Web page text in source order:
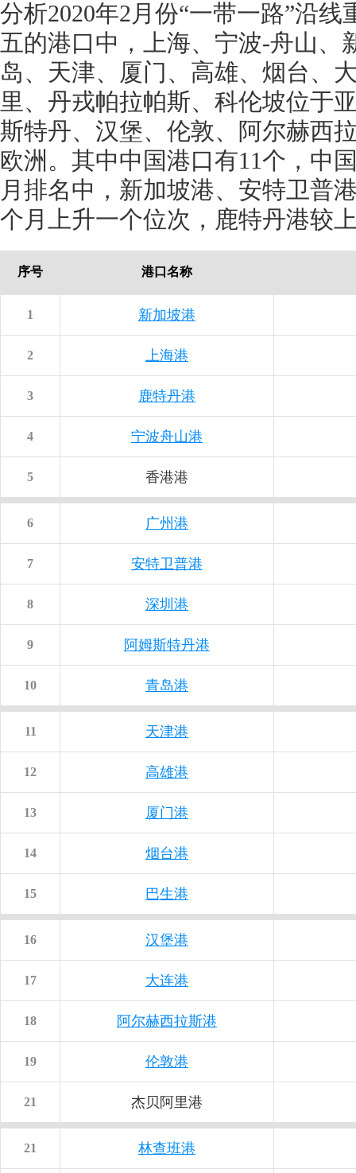
分析2020年2月份“一带一路”沿
五的港口中，上海、宁波-舟山、
岛、天津、厦门、高雄、烟台、
里、丹戎帕拉帕斯、科伦坡位于
斯特丹、汉堡、伦敦、阿尔赫西
欧洲。其中中国港口有11个，中
月排名中，新加坡港、安特卫普
个月上升一个位次，鹿特丹港较
序号 港口名称
1 新加坡港
2 上海港
3 鹿特丹港
4 宁波舟山港
5 香港港
6 广州港
7 安特卫普港
8 深圳港
9 阿姆斯特丹港
10 青岛港
11 天津港
12 高雄港
13 厦门港
14 烟台港
15 巴生港
16 汉堡港
17 大连港
18 阿尔赫西拉斯港
19 伦敦港
21 杰贝阿里港
21 林查班港